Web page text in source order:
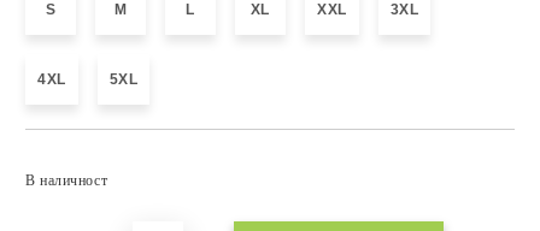
S M L XL XXL 3XL
4XL 5XL
В наличност